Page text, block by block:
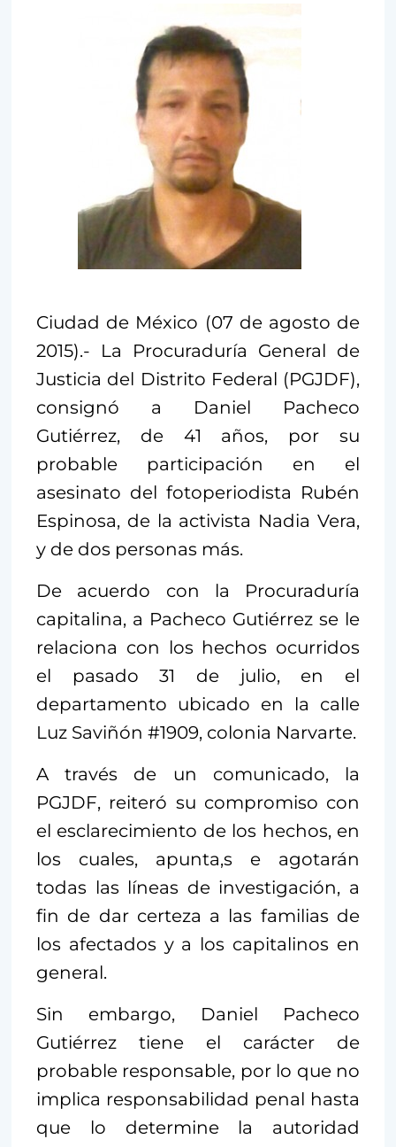
Ciudad de México (07 de agosto de
2015).- La Procuraduría General de
Justicia del Distrito Federal (PGJDF),
consignó a Daniel Pacheco
Gutiérrez, de 41 años, por su
probable participación en el
asesinato del fotoperiodista Rubén
Espinosa, de la activista Nadia Vera,
y de dos personas más.
De acuerdo con la Procuraduría
capitalina, a Pacheco Gutiérrez se le
relaciona con los hechos ocurridos
el pasado 31 de julio, en el
departamento ubicado en la calle
Luz Saviñón #1909, colonia Narvarte.
A través de un comunicado, la
PGJDF, reiteró su compromiso con
el esclarecimiento de los hechos, en
los cuales, apunta,s e agotarán
todas las líneas de investigación, a
fin de dar certeza a las familias de
los afectados y a los capitalinos en
general.
Sin embargo, Daniel Pacheco
Gutiérrez tiene el carácter de
probable responsable, por lo que no
implica responsabilidad penal hasta
que lo determine la autoridad